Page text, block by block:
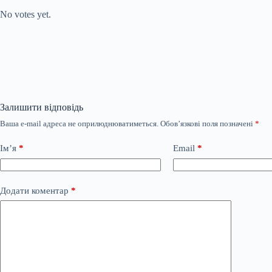
No votes yet.
Залишити відповідь
Ваша e-mail адреса не оприлюднюватиметься. Обов’язкові поля позначені *
Ім’я * Email *
Додати коментар *